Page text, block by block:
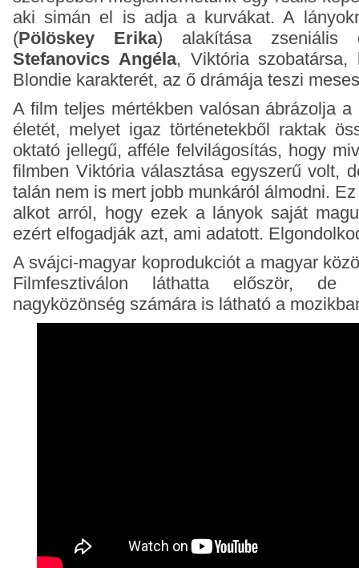
aki simán el is adja a kurvákat. A
(Pölöskey Erika) alakítása zseniális
Stefanovics Angéla, Viktória szobatársa,
Blondie karakterét, az ő drámája teszi
A film teljes mértékben valósan ábrázolja
életét, melyet igaz történetekből raktak
oktató jellegű, afféle felvilágosítás, hogy
filmben Viktória választása egyszerű volt,
talán nem is mert jobb munkáról álmodni.
alkot arról, hogy ezek a lányok saját
ezért elfogadják azt, ami adatott.
A svájci-magyar koprodukciót a magyar
Filmfesztiválon láthatta először,
nagyközönség számára is látható a